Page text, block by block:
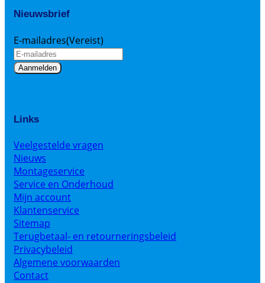
Nieuwsbrief
E-mailadres(Vereist)
Links
Veelgestelde vragen
Nieuws
Montageservice
Service en Onderhoud
Mijn account
Klantenservice
Sitemap
Terugbetaal- en retourneringsbeleid
Privacybeleid
Algemene voorwaarden
Contact